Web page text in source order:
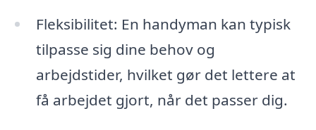
Fleksibilitet: En handyman kan typisk
tilpasse sig dine behov og
arbejdstider, hvilket gør det lettere at
få arbejdet gjort, når det passer dig.